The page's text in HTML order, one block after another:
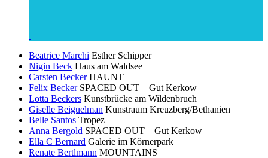
Beatrice Marchi Esther Schipper
Nigin Beck Haus am Waldsee
Carsten Becker HAUNT
Felix Becker SPACED OUT – Gut Kerkow
Lotta Beckers Kunstbrücke am Wildenbruch
Giselle Beiguelman Kunstraum Kreuzberg/Bethanien
Belle Santos Tropez
Anna Bergold SPACED OUT – Gut Kerkow
Ella C Bernard Galerie im Körnerpark
Renate Bertlmann MOUNTAINS